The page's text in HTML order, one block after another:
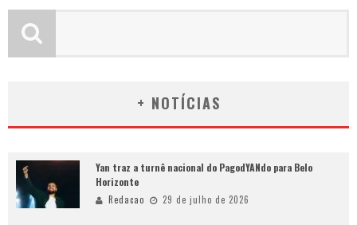
+ NOTÍCIAS
Yan traz a turnê nacional do PagodYANdo para Belo
Horizonte
Redacao 29 de julho de 2026